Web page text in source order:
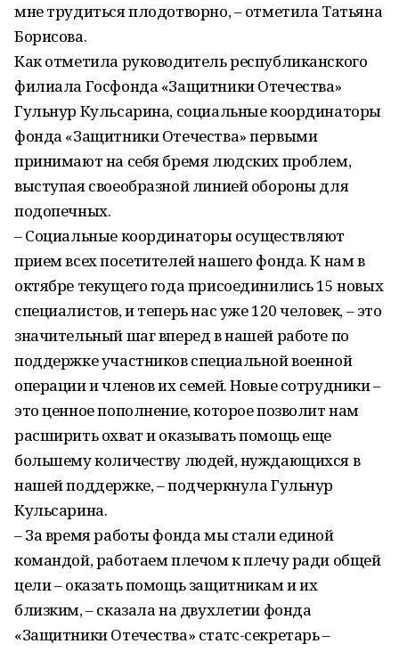
мне трудиться плодотворно, – отметила Татьяна
Борисова.
Как отметила руководитель республиканского
филиала Госфонда «Защитники Отечества»
Гульнур Кульсарина, социальные координаторы
фонда «Защитники Отечества» первыми
принимают на себя бремя людских проблем,
выступая своеобразной линией обороны для
подопечных.
– Социальные координаторы осуществляют
прием всех посетителей нашего фонда. К нам в
октябре текущего года присоединились 15 новых
специалистов, и теперь нас уже 120 человек, – это
значительный шаг вперед в нашей работе по
поддержке участников специальной военной
операции и членов их семей. Новые сотрудники –
это ценное пополнение, которое позволит нам
расширить охват и оказывать помощь еще
большему количеству людей, нуждающихся в
нашей поддержке, – подчеркнула Гульнур
Кульсарина.
– За время работы фонда мы стали единой
командой, работаем плечом к плечу ради общей
цели – оказать помощь защитникам и их
близким, – сказала на двухлетии фонда
«Защитники Отечества» статс-секретарь –